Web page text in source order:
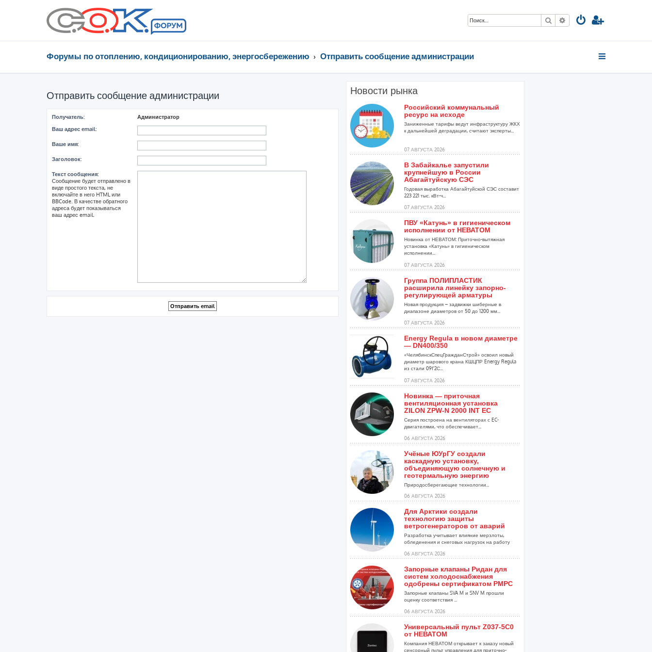
Поиск Расширенный поиск
Форумы по отоплению, кондиционированию, энергосбережению Отправить сообщение администрации
Отправить сообщение администрации
Получатель:
Администратор
Ваш адрес email:
Ваше имя:
Заголовок:
Текст сообщения:
Сообщение будет отправлено в
виде простого текста, не
включайте в него HTML или
BBCode. В качестве обратного
адреса будет показываться
ваш адрес email.
Новости рынка
Российский коммунальный
ресурс на исходе
Заниженные тарифы ведут инфраструктуру ЖКХ
к дальнейшей деградации, считают эксперты...
07 АВГУСТА 2026
В Забайкалье запустили
крупнейшую в России
Абагайтуйскую СЭС
Годовая выработка Абагайтуйской СЭС составит
223 221 тыс. кВт-ч...
07 АВГУСТА 2026
ПВУ «Катунь» в гигиеническом
исполнении от НЕВАТОМ
Новинка от НЕВАТОМ: Приточно-вытяжная
установка «Катунь» в гигиеническом
исполнении...
07 АВГУСТА 2026
Группа ПОЛИПЛАСТИК
расширила линейку запорно-
регулирующей арматуры
Новая продукция – задвижки шиберные в
диапазоне диаметров от 50 до 1200 мм...
07 АВГУСТА 2026
Energy Regula в новом диаметре
— DN400/350
«ЧелябинскСпецГражданСтрой» освоил новый
диаметр шарового крана КШЦПР Energy Regula
из стали 09Г2С...
07 АВГУСТА 2026
Новинка — приточная
вентиляционная установка
ZILON ZPW-N 2000 INT EC
Серия построена на вентиляторах с EC-
двигателями, что обеспечивает...
06 АВГУСТА 2026
Учёные ЮУрГУ создали
каскадную установку,
объединяющую солнечную и
геотермальную энергию
Природосберегающие технологии...
06 АВГУСТА 2026
Для Арктики создали
технологию защиты
ветрогенераторов от аварий
Разработка учитывает влияние мерзлоты,
обледенения и снеговых нагрузок на работу
06 АВГУСТА 2026
Запорные клапаны Ридан для
систем холодоснабжения
одобрены сертификатом РМРС
Запорные клапаны SVA M и SNV M прошли
оценку соответствия ...
06 АВГУСТА 2026
Универсальный пульт Z037-5C0
от НЕВАТОМ
Компания НЕВАТОМ открывает к заказу новый
сенсорный пульт управления для приточно-